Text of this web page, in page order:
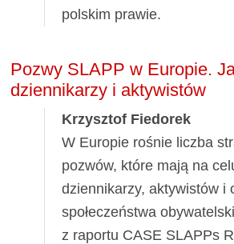
polskim prawie.
Pozwy SLAPP w Europie.
dziennikarzy i aktywistów
Krzysztof Fiedorek
W Europie rośnie liczba
pozwów, które mają na
dziennikarzy, aktywistów i
społeczeństwa
z raportu CASE SLAPPs